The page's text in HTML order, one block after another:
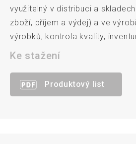
využitelný v distribuci a
zboží, příjem a výdej) a ve
výrobků, kontrola kvality,
Ke stažení
Produktový list